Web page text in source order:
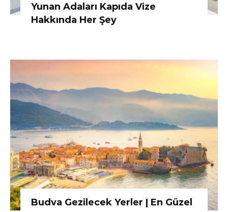
Yunan Adaları Kapıda Vize
Hakkında Her Şey
Budva Gezilecek Yerler | En Güzel